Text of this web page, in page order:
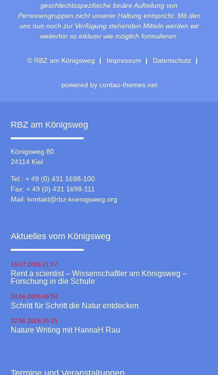
geschlechtsspezifische binäre Aufteilung von
Personengruppen nicht unserer Haltung entspricht. Mit den
uns nun noch zur Verfügung stehenden Mitteln werden wir
weiterhin so inklusiv wie möglich formulieren.
© RBZ am Königsweg Impressum Datenschutz
powered by contao-themes.net
RBZ am Königsweg
Königsweg 80
24114 Kiel
Tel.: + 49 (0) 431 1698-100
Fax: + 49 (0) 431 1698-111
Mail: kontakt@rbz-koenigsweg.org
Aktuelles vom Königsweg
16.07.2026 21:57
Rent a scientist – Wissenschaftler am Königsweg –
Forschung in die Schule
24.06.2026 06:53
Schritt für Schritt die Natur entdecken
22.06.2026 15:25
Nature Writing mit HannaH Rau